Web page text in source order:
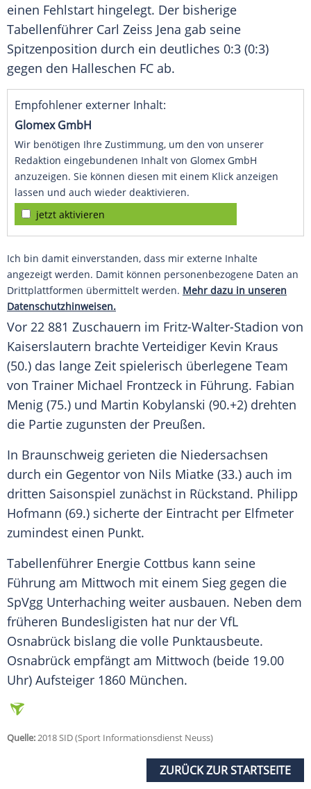
einen Fehlstart hingelegt. Der bisherige
Tabellenführer Carl Zeiss Jena gab seine
Spitzenposition durch ein deutliches 0:3 (0:3)
gegen den Halleschen FC ab.
Empfohlener externer Inhalt:
Glomex GmbH
Wir benötigen Ihre Zustimmung, um den von unserer
Redaktion eingebundenen Inhalt von Glomex GmbH
anzuzeigen. Sie können diesen mit einem Klick anzeigen
lassen und auch wieder deaktivieren.
jetzt aktivieren
Ich bin damit einverstanden, dass mir externe Inhalte
angezeigt werden. Damit können personenbezogene Daten an
Drittplattformen übermittelt werden. Mehr dazu in unseren
Datenschutzhinweisen.
Vor 22 881 Zuschauern im Fritz-Walter-Stadion von
Kaiserslautern brachte Verteidiger Kevin Kraus
(50.) das lange Zeit spielerisch überlegene Team
von Trainer Michael Frontzeck in Führung. Fabian
Menig (75.) und Martin Kobylanski (90.+2) drehten
die Partie zugunsten der Preußen.
In Braunschweig gerieten die Niedersachsen
durch ein Gegentor von Nils Miatke (33.) auch im
dritten Saisonspiel zunächst in Rückstand. Philipp
Hofmann (69.) sicherte der Eintracht per Elfmeter
zumindest einen Punkt.
Tabellenführer Energie Cottbus kann seine
Führung am Mittwoch mit einem Sieg gegen die
SpVgg Unterhaching weiter ausbauen. Neben dem
früheren Bundesligisten hat nur der VfL
Osnabrück bislang die volle Punktausbeute.
Osnabrück empfängt am Mittwoch (beide 19.00
Uhr) Aufsteiger 1860 München.
Quelle:2018 SID (Sport Informationsdienst Neuss)
ZURÜCK ZUR STARTSEITE